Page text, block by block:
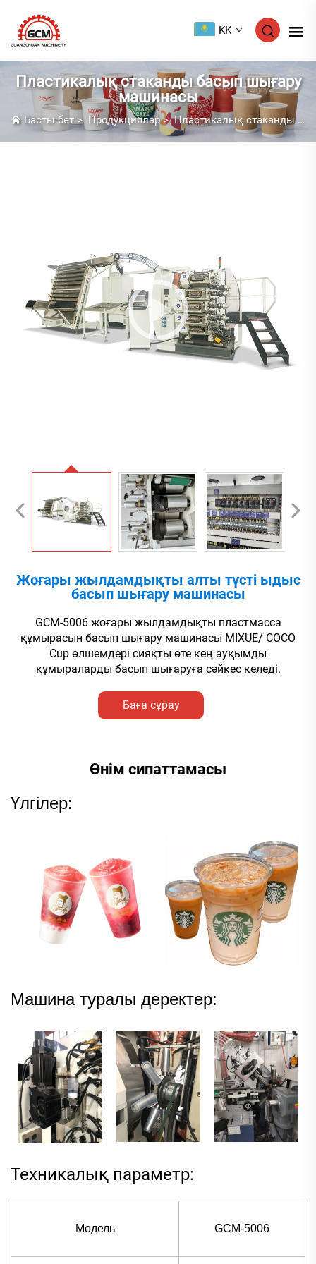
KK
Пластикалық стаканды басып шығару
машинасы
Басты бет > Продукциялар>Пластикалық стаканды басып шығару машинасы
Жоғары жылдамдықты алты түсті ыдыс
басып шығару машинасы
GCM-5006 жоғары жылдамдықты пластмасса
құмырасын басып шығару машинасы MIXUE/ COCO
Cup өлшемдері сияқты өте кең ауқымды
құмыраларды басып шығаруға сәйкес келеді.
Баға сұрау
Өнім сипаттамасы
Үлгілер:
Машина туралы деректер:
Техникалық параметр:
Модель GCM-5006